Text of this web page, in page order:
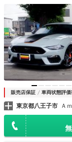
フラー マグネラ
ーター ベンチレー
販売店保証 車両状態評価
東京都八王子市 Ａ